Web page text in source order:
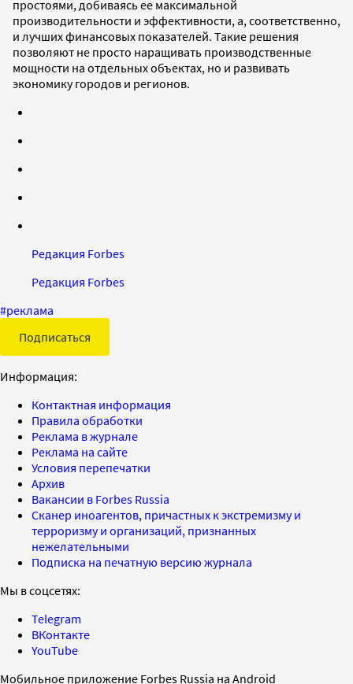
простоями, добиваясь ее максимальной
производительности и эффективности, а, соответственно,
и лучших финансовых показателей. Такие решения
позволяют не просто наращивать производственные
мощности на отдельных объектах, но и развивать
экономику городов и регионов.
Редакция Forbes
Редакция Forbes
#реклама
Подписаться
Информация:
Контактная информация
Правила обработки
Реклама в журнале
Реклама на сайте
Условия перепечатки
Архив
Вакансии в Forbes Russia
Сканер иноагентов, причастных к экстремизму и
терроризму и организаций, признанных
нежелательными
Подписка на печатную версию журнала
Мы в соцсетях:
Telegram
ВКонтакте
YouTube
Мобильное приложение Forbes Russia на Android